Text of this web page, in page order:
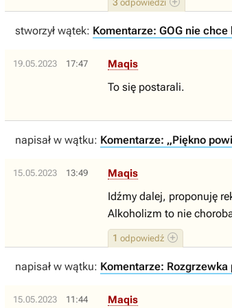
odpowiedzi
stworzył wątek: Komentarze: GOG nie
19.05.2023 17:47 Maqis
To się postarali.
napisał w wątku: Komentarze: „Piękno
15.05.2023 13:49
1 odpowiedź
Maqis
Idźmy dalej, proponuję
Alkoholizm to nie
napisał w wątku: Komentarze:
15.05.2023 11:44 Maqis